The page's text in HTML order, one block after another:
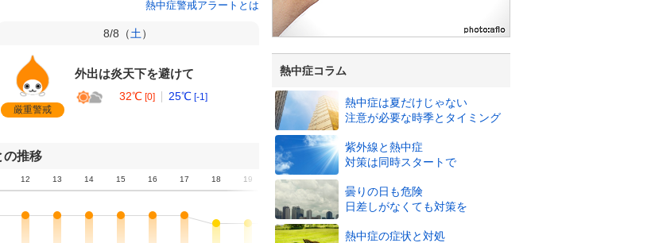
熱中症警戒アラートとは
8/8（土）
厳重警戒
外出は炎天下を避けて
32℃ [0] 25℃ [-1]
の推移
12 13 14 15 16 17 18 19 20 21
熱中症コラム
熱中症は夏だけじゃない
注意が必要な時季とタイミング
紫外線と熱中症
対策は同時スタートで
曇りの日も危険
日差しがなくても対策を
熱中症の症状と対処